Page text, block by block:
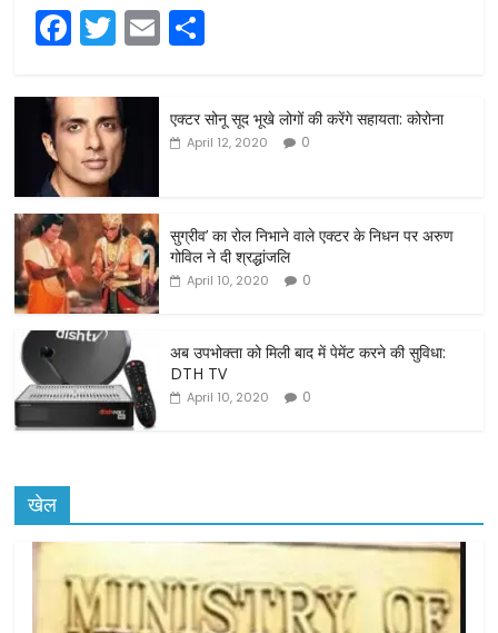
F
a
c
e
b
o
o
k
T
w
itt
er
E
m
ar
e
एक्टर सोनू सूद भूखे लोगों की करेंगे सहायता: कोरोना
April 12, 2020 0
सुग्रीव’ का रोल निभाने वाले एक्टर के निधन पर अरुण
गोविल ने दी श्रद्धांजलि
April 10, 2020 0
अब उपभोक्ता को मिली बाद में पेमेंट करने की सुविधा:
DTH TV
April 10, 2020 0
खेल